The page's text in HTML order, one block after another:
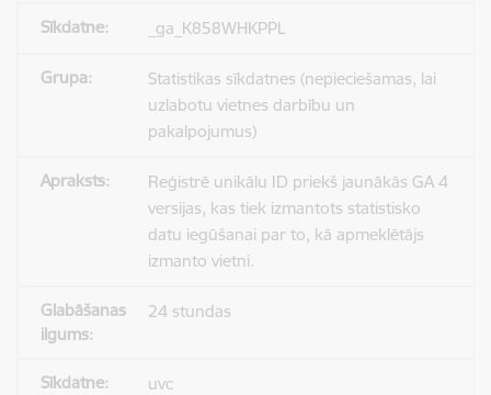
_ga_K858WHKPPL
Statistikas sīkdatnes (nepieciešamas, lai
uzlabotu vietnes darbību un
pakalpojumus)
Reģistrē unikālu ID priekš jaunākās GA 4
versijas, kas tiek izmantots statistisko
datu iegūšanai par to, kā apmeklētājs
izmanto vietni.
24 stundas
uvc